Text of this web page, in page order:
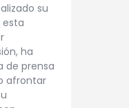
su
ha
de prensa
afrontar